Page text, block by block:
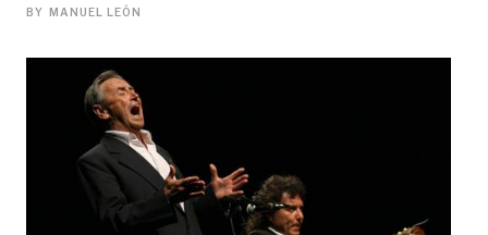
BY MANUEL LEÓN